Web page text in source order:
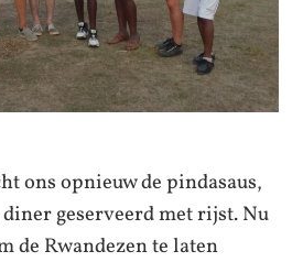
ons opnieuw de pindasaus,
geserveerd met rijst. Nu
de Rwandezen te laten